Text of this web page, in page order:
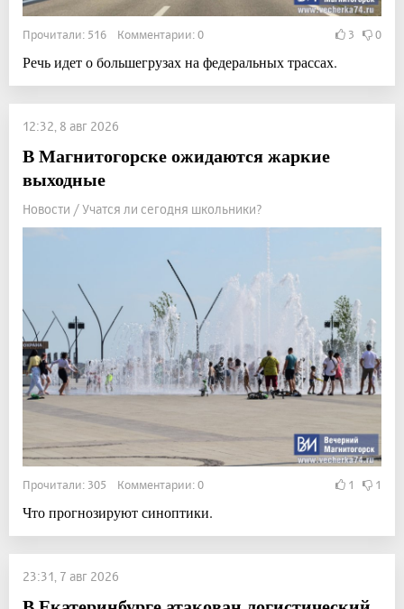
Прочитали: 516 Комментарии: 0 3 0
Речь идет о большегрузах на федеральных трассах.
12:32, 8 авг 2026
В Магнитогорске ожидаются жаркие
выходные
Новости / Учатся ли сегодня школьники?
Прочитали: 305 Комментарии: 0 1 1
Что прогнозируют синоптики.
23:31, 7 авг 2026